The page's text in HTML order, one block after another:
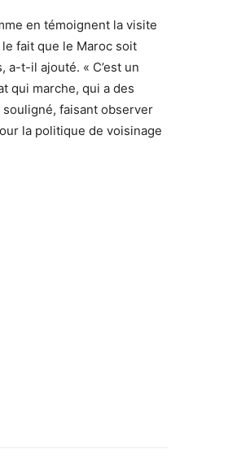
en témoignent la visite
fait que le Maroc soit
t-il ajouté. « C’est un
qui marche, qui a des
faisant observer
la politique de voisinage